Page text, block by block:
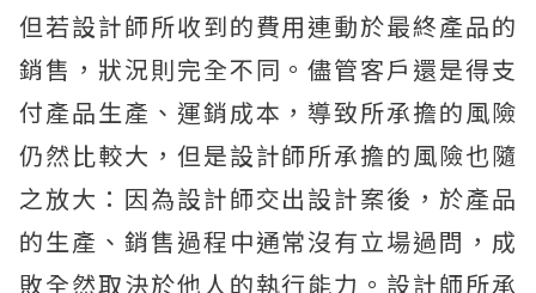
但若設計師所收到的費用連動於最終產品的
銷售，狀況則完全不同。儘管客戶還是得支
付產品生產、運銷成本，導致所承擔的風險
仍然比較大，但是設計師所承擔的風險也隨
之放大：因為設計師交出設計案後，於產品
的生產、銷售過程中通常沒有立場過問，成
敗全然取決於他人的執行能力。設計師所承